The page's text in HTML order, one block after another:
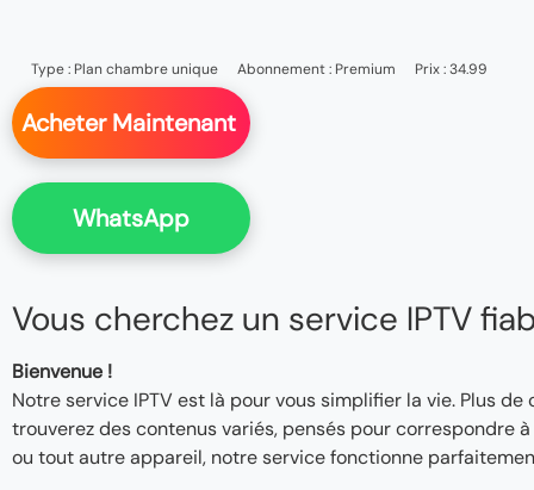
Type : Plan chambre unique Abonnement : Premium Prix : 34.99
Acheter Maintenant
WhatsApp
Vous cherchez un service IPTV
Bienvenue !
Notre service IPTV est là pour vous simplifier la vie. Plus
trouverez des contenus variés, pensés pour correspondre
ou tout autre appareil, notre service fonctionne